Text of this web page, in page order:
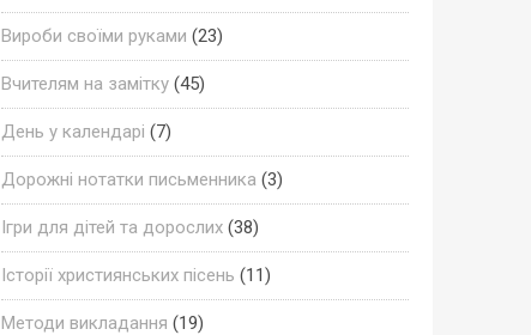
Вироби своїми руками (23)
Вчителям на замітку(45)
День у календарі (7)
Дорожні нотатки письменника (3)
Ігри для дітей та дорослих(38)
Історії християнських пісень (11)
Методи викладання (19)